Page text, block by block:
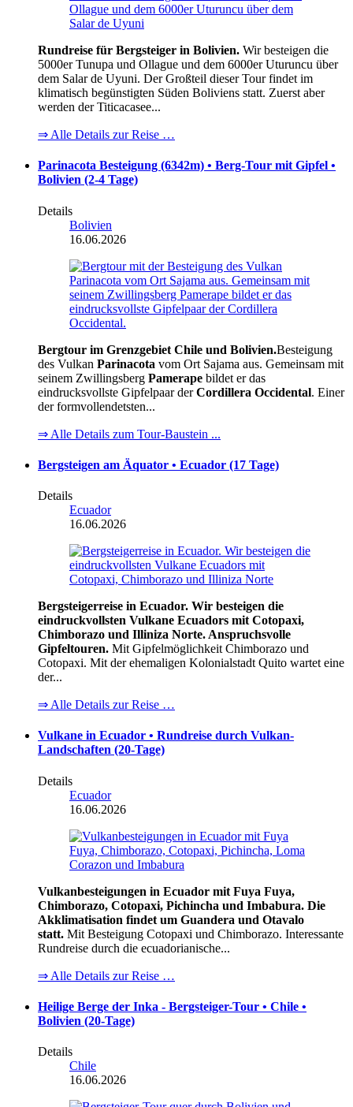
Rundreise für Bergsteiger in Bolivien. Wir besteigen die
5000er Tunupa und Ollague und dem 6000er Uturuncu über
dem Salar de Uyuni. Der Großteil dieser Tour findet im
klimatisch begünstigten Süden Boliviens statt. Zuerst aber
werden der Titicacasee...
⇒ Alle Details zur Reise …
Parinacota Besteigung (6342m) • Berg-Tour mit Gipfel •
Bolivien (2-4 Tage)
Details
Bolivien
16.06.2026
Bergtour im Grenzgebiet Chile und Bolivien.Besteigung
des Vulkan Parinacota vom Ort Sajama aus. Gemeinsam mit
seinem Zwillingsberg Pamerape bildet er das
eindrucksvollste Gipfelpaar derCordillera Occidental. Einer
der formvollendetsten...
⇒ Alle Details zum Tour-Baustein ...
Bergsteigen am Äquator • Ecuador (17 Tage)
Details
Ecuador
16.06.2026
Bergsteigerreise in Ecuador. Wir besteigen die
eindruckvollsten Vulkane Ecuadors mit Cotopaxi,
Chimborazo und Illiniza Norte. Anspruchsvolle
Gipfeltouren. Mit Gipfelmöglichkeit Chimborazo und
Cotopaxi. Mit der ehemaligen Kolonialstadt Quito wartet eine
der...
⇒ Alle Details zur Reise …
Vulkane in Ecuador • Rundreise durch Vulkan-
Landschaften (20-Tage)
Details
Ecuador
16.06.2026
Vulkanbesteigungen in Ecuador mit Fuya Fuya,
Chimborazo, Cotopaxi, Pichincha und Imbabura. Die
Akklimatisation findet um Guandera und Otavalo
statt. Mit Besteigung Cotopaxi und Chimborazo. Interessante
Rundreise durch die ecuadorianische...
⇒ Alle Details zur Reise …
Heilige Berge der Inka - Bergsteiger-Tour • Chile •
Bolivien (20-Tage)
Details
Chile
16.06.2026